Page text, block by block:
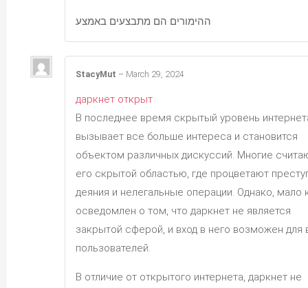
ההימורים הם מתבצעים באמצע
StacyMut – March 29, 2024
даркнет открыт
В последнее время скрытый уровень
вызывает все больше интереса и становится
объектом различных дискуссий. Многие
его скрытой областью, где процветают
деяния и нелегальные операции. Однако, мало
осведомлен о том, что даркнет не является
закрытой сферой, и вход в него возможен для
пользователей.
В отличие от открытого интернета, даркнет не